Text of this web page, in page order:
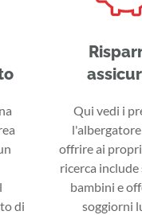
di
Qui vedi i
offrire ai
ricerca
bambini e
soggiorni